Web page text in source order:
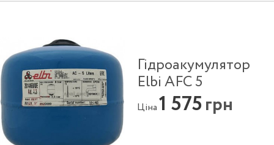
Гідроакумулятор
Elbi AFC 5
Ціна1 575грн